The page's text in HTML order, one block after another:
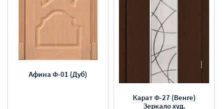
Афина Ф-01 (Дуб)
Карат Ф-27 (Венге)
Зеркало худ.